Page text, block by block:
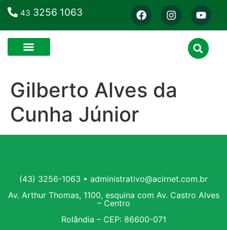
43 3256 1063
Gilberto Alves da
Cunha Júnior
(43) 3256-1063 • administrativo@acirnet.com.br
Av. Arthur Thomas, 1100, esquina com Av. Castro Alves
– Centro
Rolândia – CEP: 86600-071